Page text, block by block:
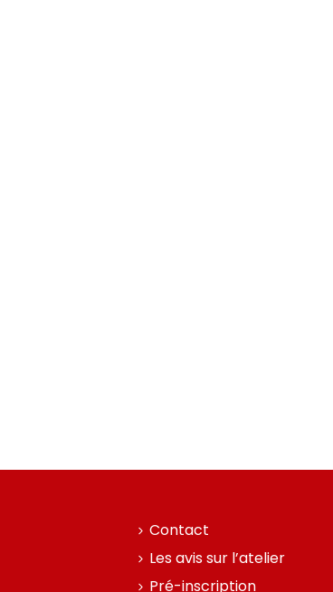
Contact
Les avis sur l’atelier
Pré-inscription